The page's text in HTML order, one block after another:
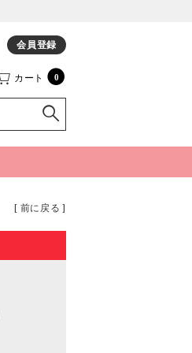
会員登録
カート 0
[ 前に戻る ]